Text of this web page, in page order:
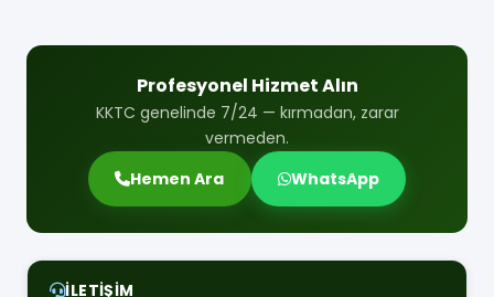
İLETIŞIM
Profesyonel Hizmet Alın
KKTC genelinde 7/24 — kırmadan, zarar
vermeden.
Hemen Ara
WhatsApp